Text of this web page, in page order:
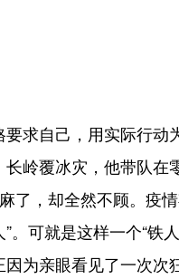
求自己，用实际行动
岭覆冰灾，他带队在
，却全然不顾。疫
可就是这样一个“铁
为亲眼看见了一次次